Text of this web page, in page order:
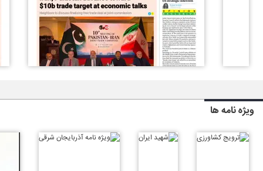
ویژه نامه ها